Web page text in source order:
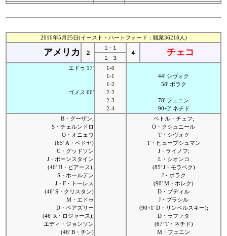
2010年5月25日(イースト・ハートフォード：観衆36218人)
アメリカ ２
１−１
４
チェコ
１−３
エドゥ 17'
ゴメス 66'
1-0
1-1
1-2
2-2
2-3
2-4
44' シヴォク
58' ポラク
78' フェニン
90+2' ネチド
B・グーザン;
S・チェルンドロ
O・オニェウ
(65' A・ベドヤ)
C・グッドソン
J・ボーンスタイン
(46' H・ピアース);
S・ホールデン
J・F・トーレス
(46' S・クリスタン)
M・エドゥ
D・ベアズリー
(46' R・ロジャース);
エディ・ジョンソン
(46' B・チン)
ペトル・チェフ;
O・クシュニール
T・シヴォク
T・ヒューブシュマン
J・ライノフ;
L・シオンコ
(85' J・モラベク)
J・ポラク
(90' M・ホレク)
D・プディル
J・プラシル
(90+1' D・リンベルスキー);
D・ラファタ
(67' T・ネチド)
M・フェニン